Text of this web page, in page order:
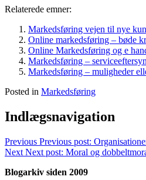
Relaterede emner:
Markedsføring vejen til nye
Online markedsføring – bøde
Online Markedsføring og e
Markedsføring –
Markedsføring – muligheder
Posted in Markedsføring
Indlægsnavigation
Previous Previous post:
Next Next post: Moral og
Blogarkiv siden 2009